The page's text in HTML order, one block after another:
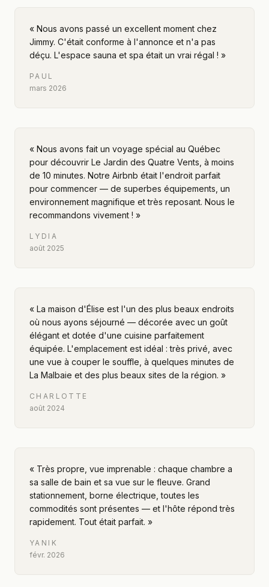
« Nous avons passé un excellent moment chez
Jimmy. C'était conforme à l'annonce et n'a pas
déçu. L'espace sauna et spa était un vrai régal ! »
PAUL
mars 2026
« Nous avons fait un voyage spécial au Québec
pour découvrir Le Jardin des Quatre Vents, à moins
de 10 minutes. Notre Airbnb était l'endroit parfait
pour commencer — de superbes équipements, un
environnement magnifique et très reposant. Nous le
recommandons vivement ! »
LYDIA
août 2025
« La maison d'Élise est l'un des plus beaux endroits
où nous ayons séjourné — décorée avec un goût
élégant et dotée d'une cuisine parfaitement
équipée. L'emplacement est idéal : très privé, avec
une vue à couper le souffle, à quelques minutes de
La Malbaie et des plus beaux sites de la région. »
CHARLOTTE
août 2024
« Très propre, vue imprenable : chaque chambre a
sa salle de bain et sa vue sur le fleuve. Grand
stationnement, borne électrique, toutes les
commodités sont présentes — et l'hôte répond très
rapidement. Tout était parfait. »
YANIK
févr. 2026